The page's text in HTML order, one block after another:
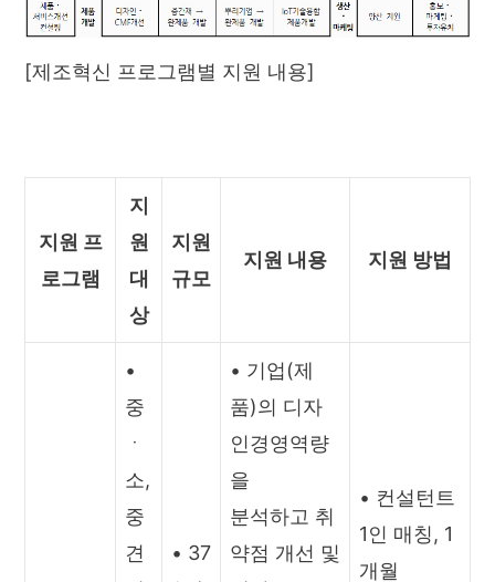
[제조혁신 프로그램별 지원 내용]
지원 프
로그램
지
원
대
상
지원
규모
지원 내용 지원 방법
•
중
ㆍ
소,
중
견
• 37
• 기업(제
품)의 디자
인경영역량
을
분석하고 취
약점 개선 및
• 컨설턴트
1인 매칭, 1
개월